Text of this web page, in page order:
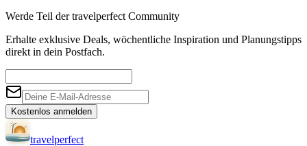
Werde Teil der travelperfect Community
Erhalte exklusive Deals, wöchentliche Inspiration und Planungstipps
direkt in dein Postfach.
Kostenlos anmelden
travelperfect